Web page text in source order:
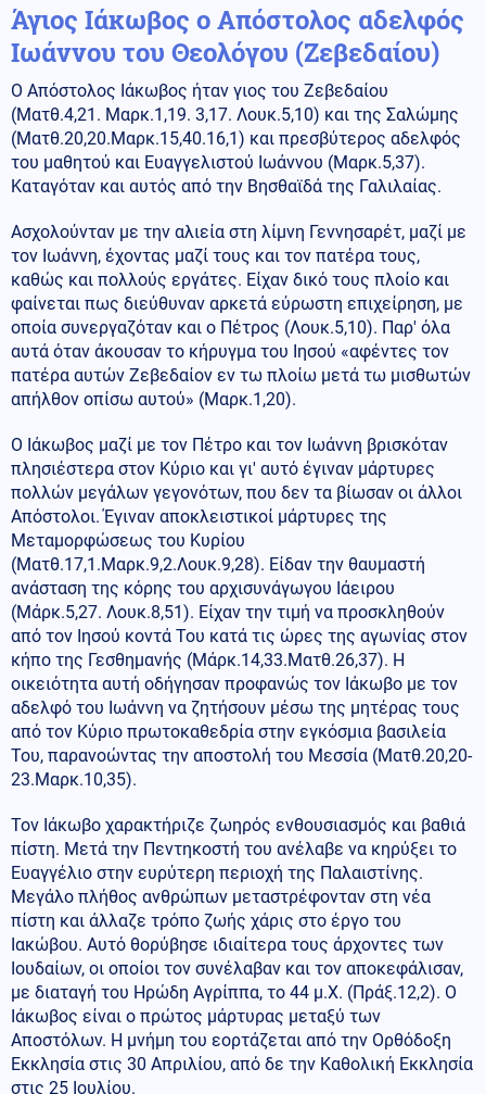
Άγιος Ιάκωβος ο Απόστολος αδελφός
Ιωάννου του Θεολόγου (Ζεβεδαίου)
Ο Απόστολος Ιάκωβος ήταν γιος του Ζεβεδαίου
(Ματθ.4,21. Μαρκ.1,19. 3,17. Λουκ.5,10) και της Σαλώμης
(Ματθ.20,20.Μαρκ.15,40.16,1) και πρεσβύτερος αδελφός
του μαθητού και Ευαγγελιστού Ιωάννου (Μαρκ.5,37).
Καταγόταν και αυτός από την Βησθαϊδά της Γαλιλαίας.
Ασχολούνταν με την αλιεία στη λίμνη Γεννησαρέτ, μαζί με
τον Ιωάννη, έχοντας μαζί τους και τον πατέρα τους,
καθώς και πολλούς εργάτες. Είχαν δικό τους πλοίο και
φαίνεται πως διεύθυναν αρκετά εύρωστη επιχείρηση, με
οποία συνεργαζόταν και ο Πέτρος (Λουκ.5,10). Παρ' όλα
αυτά όταν άκουσαν το κήρυγμα του Ιησού «αφέντες τον
πατέρα αυτών Ζεβεδαίον εν τω πλοίω μετά τω μισθωτών
απήλθον οπίσω αυτού» (Μαρκ.1,20).
Ο Ιάκωβος μαζί με τον Πέτρο και τον Ιωάννη βρισκόταν
πλησιέστερα στον Κύριο και γι' αυτό έγιναν μάρτυρες
πολλών μεγάλων γεγονότων, που δεν τα βίωσαν οι άλλοι
Απόστολοι. Έγιναν αποκλειστικοί μάρτυρες της
Μεταμορφώσεως του Κυρίου
(Ματθ.17,1.Μαρκ.9,2.Λουκ.9,28). Είδαν την θαυμαστή
ανάσταση της κόρης του αρχισυνάγωγου Ιάειρου
(Μάρκ.5,27. Λουκ.8,51). Είχαν την τιμή να προσκληθούν
από τον Ιησού κοντά Του κατά τις ώρες της αγωνίας στον
κήπο της Γεσθημανής (Μάρκ.14,33.Ματθ.26,37). Η
οικειότητα αυτή οδήγησαν προφανώς τον Ιάκωβο με τον
αδελφό του Ιωάννη να ζητήσουν μέσω της μητέρας τους
από τον Κύριο πρωτοκαθεδρία στην εγκόσμια βασιλεία
Του, παρανοώντας την αποστολή του Μεσσία (Ματθ.20,20-
23.Μαρκ.10,35).
Τον Ιάκωβο χαρακτήριζε ζωηρός ενθουσιασμός και βαθιά
πίστη. Μετά την Πεντηκοστή του ανέλαβε να κηρύξει το
Ευαγγέλιο στην ευρύτερη περιοχή της Παλαιστίνης.
Μεγάλο πλήθος ανθρώπων μεταστρέφονταν στη νέα
πίστη και άλλαζε τρόπο ζωής χάρις στο έργο του
Ιακώβου. Αυτό θορύβησε ιδιαίτερα τους άρχοντες των
Ιουδαίων, οι οποίοι τον συνέλαβαν και τον αποκεφάλισαν,
με διαταγή του Ηρώδη Αγρίππα, το 44 μ.Χ. (Πράξ.12,2). Ο
Ιάκωβος είναι ο πρώτος μάρτυρας μεταξύ των
Αποστόλων. Η μνήμη του εορτάζεται από την Ορθόδοξη
Εκκλησία στις 30 Απριλίου, από δε την Καθολική Εκκλησία
στις 25 Ιουλίου.